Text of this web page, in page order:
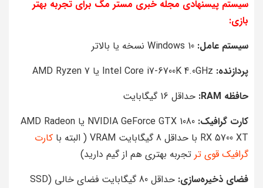
سیستم پیسنهادی مجله خبری مستر مگ برای تجربه بهتر
بازی:
سیستم عامل:
پردازنده:
حافظه RAM:
حداقل 16 گیگابایت
کارت گرافیک:
NVIDIA GeForce GTX 1080 یا AMD Radeon
RX 5700 XT با حداقل 8 گیگابایت VRAM ( البته با
کارت
گرافیک قوی تر تجربه بهتری هم از گیم دارید)
فضای ذخیره‌سازی:
حداقل 80 گیگابایت فضای خالی (SSD